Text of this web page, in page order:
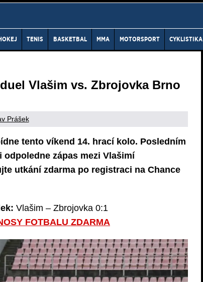
TENIS BASKETBAL MMA MOTORSPORT CYKLISTIKA
Vlašim vs. Zbrojovka Brno
Prášek
tento víkend 14. hrací kolo. Posledním
zápas mezi Vlašimí
utkání zdarma po registraci na Chance
Vlašim – Zbrojovka 0:1
FOTBALU ZDARMA